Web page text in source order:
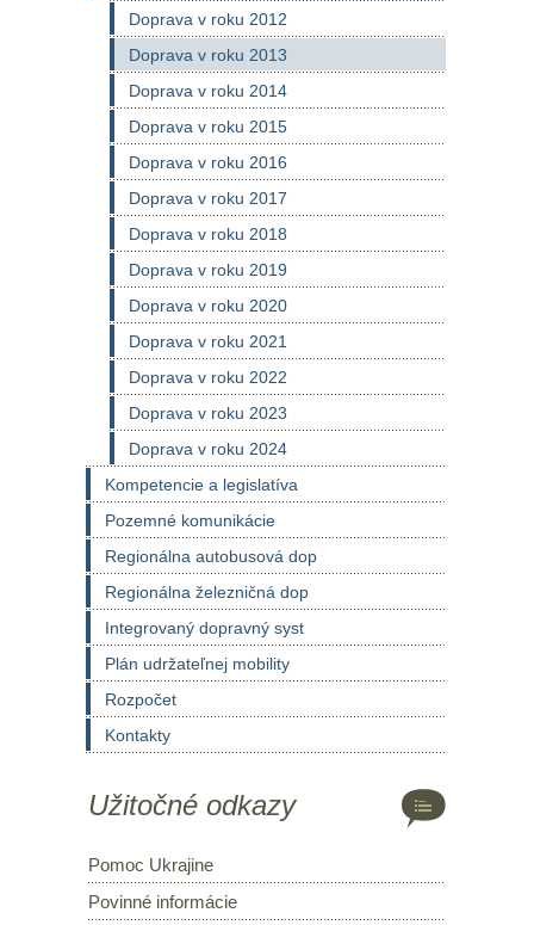
Doprava v roku 2012
Doprava v roku 2013
Doprava v roku 2014
Doprava v roku 2015
Doprava v roku 2016
Doprava v roku 2017
Doprava v roku 2018
Doprava v roku 2019
Doprava v roku 2020
Doprava v roku 2021
Doprava v roku 2022
Doprava v roku 2023
Doprava v roku 2024
Kompetencie a legislatíva
Pozemné komunikácie
Regionálna autobusová dop
Regionálna železničná dop
Integrovaný dopravný syst
Plán udržateľnej mobility
Rozpočet
Kontakty
Užitočné odkazy
Pomoc Ukrajine
Povinné informácie